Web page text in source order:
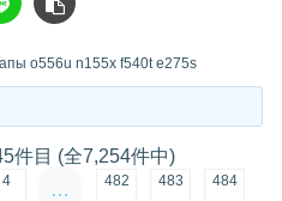
o556u n155x f540t e275s
件目 (全7,254件中)
4 … 482 483 484